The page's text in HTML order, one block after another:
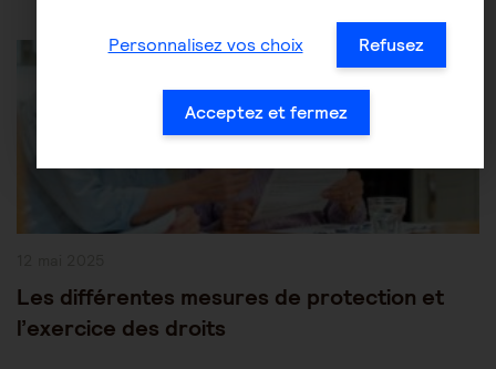
Category:
Les mesures de protection juridique
Les différentes mesures de protection et
l’exercice des droits
Personnalisez vos choix Refusez
Acceptez et fermez